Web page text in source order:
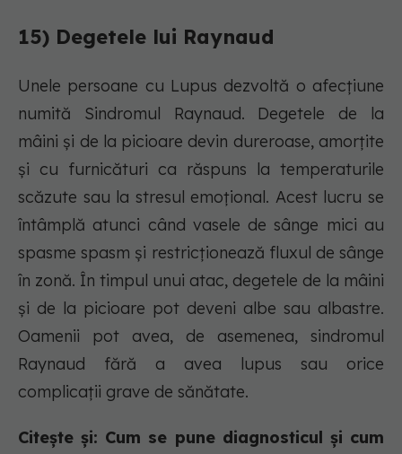
15) Degetele lui Raynaud
Unele persoane cu Lupus dezvoltă o afecțiune
numită Sindromul Raynaud. Degetele de la
mâini și de la picioare devin dureroase, amorțite
și cu furnicături ca răspuns la temperaturile
scăzute sau la stresul emoțional. Acest lucru se
întâmplă atunci când vasele de sânge mici au
spasme spasm și restricționează fluxul de sânge
în zonă. În timpul unui atac, degetele de la mâini
și de la picioare pot deveni albe sau albastre.
Oamenii pot avea, de asemenea, sindromul
Raynaud fără a avea lupus sau orice
complicații grave de sănătate.
Citește și: Cum se pune diagnosticul și cum